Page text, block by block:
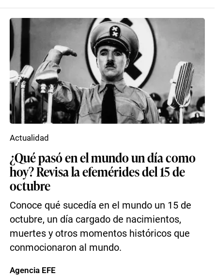
¿Qué pasó en el mundo un día como
hoy? Revisa la efemérides del 15 de
octubre
Conoce qué sucedía en el mundo un 15 de
octubre, un día cargado de nacimientos,
muertes y otros momentos históricos que
conmocionaron al mundo.
Actualidad
Agencia EFE